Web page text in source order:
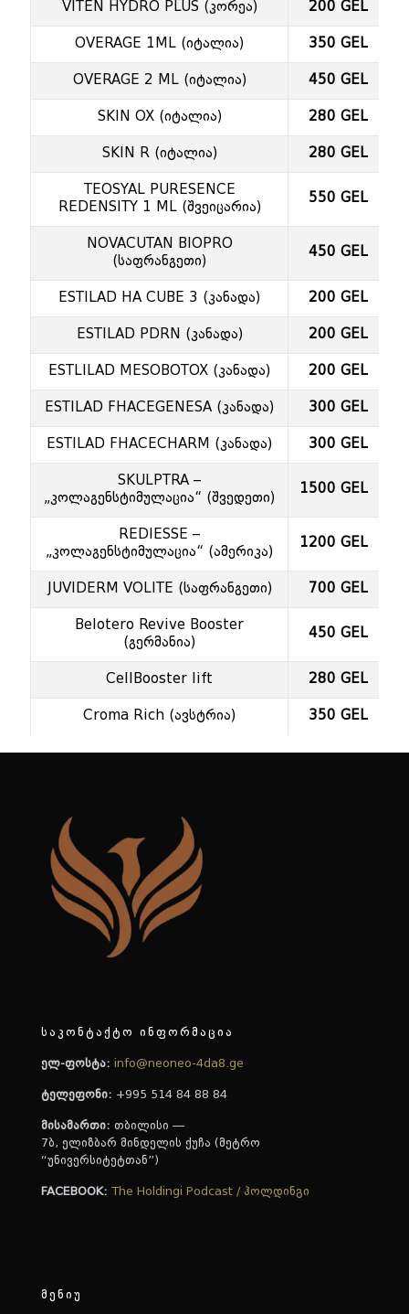
VITEN HYDRO PLUS (კორეა) 200 GEL
OVERAGE 1ML (იტალია) 350 GEL
OVERAGE 2 ML (იტალია) 450 GEL
SKIN OX (იტალია) 280 GEL
SKIN R (იტალია) 280 GEL
TEOSYAL PURESENCE
REDENSITY 1 ML (შვეიცარია)
550 GEL
NOVACUTAN BIOPRO
(საფრანგეთი)
450 GEL
ESTILAD HA CUBE 3 (კანადა) 200 GEL
ESTILAD PDRN (კანადა) 200 GEL
ESTLILAD MESOBOTOX (კანადა) 200 GEL
ESTILAD FHACEGENESA (კანადა) 300 GEL
ESTILAD FHACECHARM (კანადა) 300 GEL
SKULPTRA –
„კოლაგენსტიმულაცია“ (შვედეთი)
1500 GEL
REDIESSE –
„კოლაგენსტიმულაცია“ (ამერიკა)
1200 GEL
JUVIDERM VOLITE (საფრანგეთი) 700 GEL
Belotero Revive Booster
(გერმანია)
450 GEL
CellBooster lift 280 GEL
Croma Rich (ავსტრია) 350 GEL
საკონტაქტო ინფორმაცია
ელ-ფოსტა: info@neoneo-4da8.ge
ტელეფონი: +995 514 84 88 84
მისამართი: თბილისი —
7ბ, ელიზბარ მინდელის ქუჩა (მეტრო
“უნივერსიტეტთან”)
FACEBOOK: The Holdingi Podcast / ჰოლდინგი
მენიუ